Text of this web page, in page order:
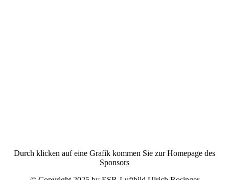
Durch klicken auf eine Grafik kommen Sie zur Homepage des
Sponsors